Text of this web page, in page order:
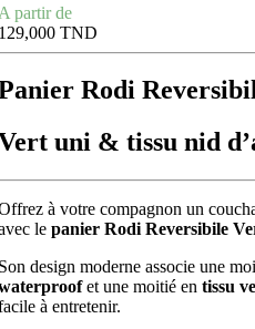
partir de
TND
Rodi
uni & tissu nid
à votre compagnon un
le panier Rodi Reversibile
design moderne associe une
et une moitié en tissu
à entretenir.